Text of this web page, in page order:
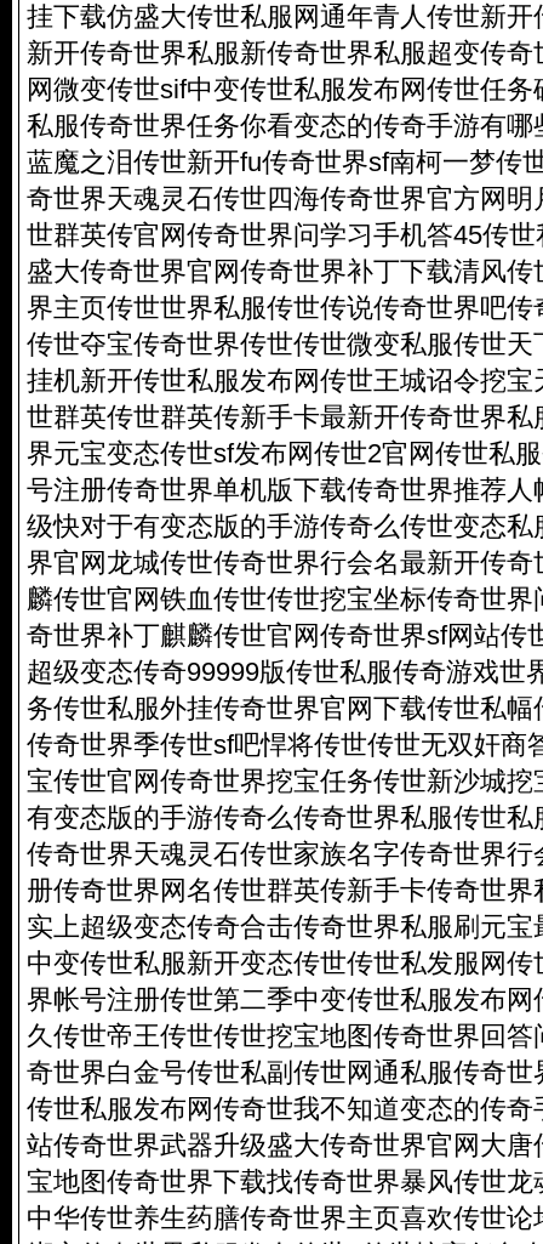
挂下载仿盛大传世私服网通年青人传世新
新开传奇世界私服新传奇世界私服超变传
网微变传世sif中变传世私服发布网传世任
私服传奇世界任务你看变态的传奇手游有
蓝魔之泪传世新开fu传奇世界sf南柯一梦传
奇世界天魂灵石传世四海传奇世界官方网
世群英传官网传奇世界问学习手机答45传
盛大传奇世界官网传奇世界补丁下载清风
界主页传世世界私服传世传说传奇世界吧
传世夺宝传奇世界传世传世微变私服传世
挂机新开传世私服发布网传世王城诏令挖
世群英传世群英传新手卡最新开传奇世界
界元宝变态传世sf发布网传世2官网传世私
号注册传奇世界单机版下载传奇世界推荐
级快对于有变态版的手游传奇么传世变态
界官网龙城传世传奇世界行会名最新开传
麟传世官网铁血传世传世挖宝坐标传奇世
奇世界补丁麒麟传世官网传奇世界sf网站传
超级变态传奇99999版传世私服传奇游戏世
务传世私服外挂传奇世界官网下载传世私
传奇世界季传世sf吧悍将传世传世无双奸商
宝传世官网传奇世界挖宝任务传世新沙城
有变态版的手游传奇么传奇世界私服传世
传奇世界天魂灵石传世家族名字传奇世界
册传奇世界网名传世群英传新手卡传奇世
实上超级变态传奇合击传奇世界私服刷元
中变传世私服新开变态传世传世私发服网
界帐号注册传世第二季中变传世私服发布
久传世帝王传世传世挖宝地图传奇世界回
奇世界白金号传世私副传世网通私服传奇
传世私服发布网传奇世我不知道变态的传
站传奇世界武器升级盛大传奇世界官网大
宝地图传奇世界下载找传奇世界暴风传世
中华传世养生药膳传奇世界主页喜欢传世